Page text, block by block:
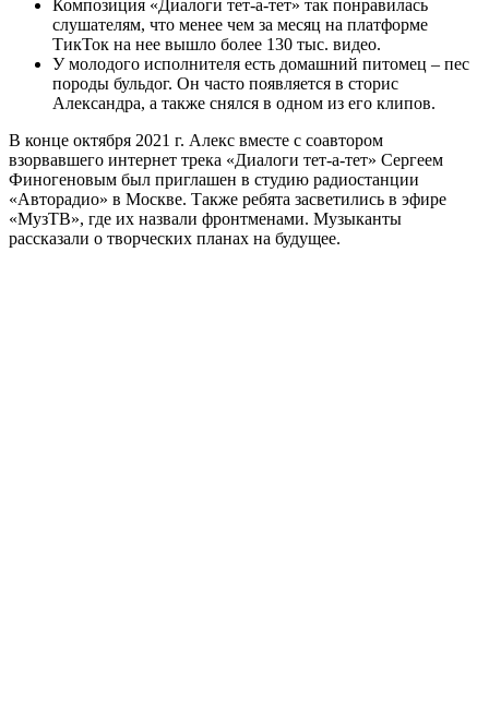
Композиция «Диалоги тет-а-тет» так понравилась
слушателям, что менее чем за месяц на платформе
ТикТок на нее вышло более 130 тыс. видео.
У молодого исполнителя есть домашний питомец – пес
породы бульдог. Он часто появляется в сторис
Александра, а также снялся в одном из его клипов.
В конце октября 2021 г. Алекс вместе с соавтором
взорвавшего интернет трека «Диалоги тет-а-тет» Сергеем
Финогеновым был приглашен в студию радиостанции
«Авторадио» в Москве. Также ребята засветились в эфире
«МузТВ», где их назвали фронтменами. Музыканты
рассказали о творческих планах на будущее.